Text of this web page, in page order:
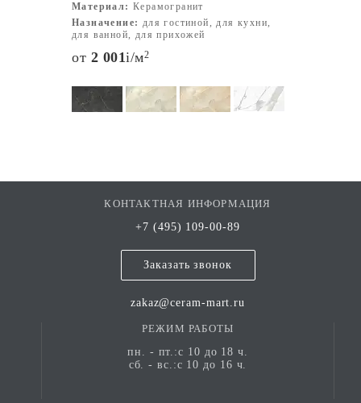
Материал: Керамогранит
Назначение: для гостиной, для кухни,
для ванной, для прихожей
от 2 001i/м2
КОНТАКТНАЯ ИНФОРМАЦИЯ
+7 (495) 109-00-89
Заказать звонок
zakaz@ceram-mart.ru
РЕЖИМ РАБОТЫ
пн. - пт.:с 10 до 18 ч.
сб. - вс.:с 10 до 16 ч.